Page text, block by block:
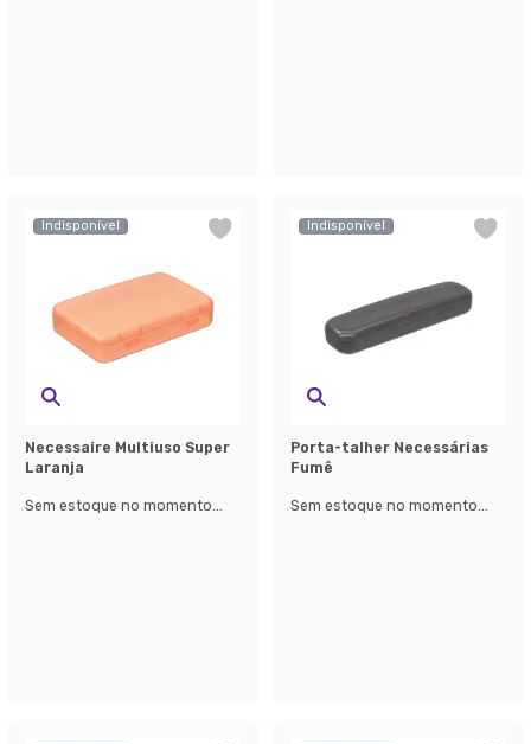
Indisponível
Necessaire Multiuso Super
Laranja
Sem estoque no momento...
Indisponível
Porta-talher Necessárias
Fumê
Sem estoque no momento...